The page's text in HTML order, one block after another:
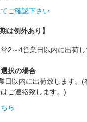
ご確認下さい
期は例外あり】
2～4営業日以内に出荷
択の場合
日以内に出荷致します。(
ご連絡致します。)
ら